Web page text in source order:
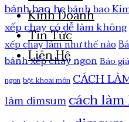
Kinh Doanh
Tin Tức
Liên Hệ
bánh bao hẹbánh bao
xếp chay có dễ làm không
xếp chay làm như thế nào
bánh xếp chay ngonBáo
ngonbột khoai mônCÁCH
làm dimsumcách làm